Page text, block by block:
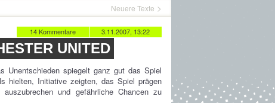
Neuere Texte
3.11.2007, 13:22
14 Kommentare
UNITED
Unentschieden spiegelt ganz gut das Spiel
hielten, Initiative zeigten, das Spiel prägen
und gefährliche Chancen zu